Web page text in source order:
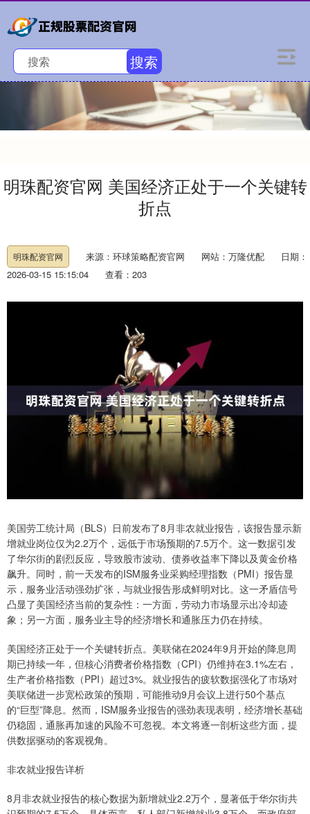
搜索
明珠配资官网 美国经济正处于一个关键转
折点
明珠配资官网 来源：环球策略配资官网 网站：万隆优配
日期：
2026-03-15 15:15:04
查看：203
美国劳工统计局（BLS）日前发布了8月非农就业报告，该报告显示新
增就业岗位仅为2.2万个，远低于市场预期的7.5万个。这一数据引发
了华尔街的剧烈反应，导致股市波动、债券收益率下降以及黄金价格
飙升。同时，前一天发布的ISM服务业采购经理指数（PMI）报告显
示，服务业活动强劲扩张，与就业报告形成鲜明对比。这一矛盾信号
凸显了美国经济当前的复杂性：一方面，劳动力市场显示出冷却迹
象；另一方面，服务业主导的经济增长和通胀压力仍在持续。
美国经济正处于一个关键转折点。美联储在2024年9月开始的降息周
期已持续一年，但核心消费者价格指数（CPI）仍维持在3.1%左右，
生产者价格指数（PPI）超过3%。就业报告的疲软数据强化了市场对
美联储进一步宽松政策的预期，可能推动9月会议上进行50个基点
的“巨型”降息。然而，ISM服务业报告的强劲表现表明，经济增长基础
仍稳固，通胀再加速的风险不可忽视。本文将逐一剖析这些方面，提
供数据驱动的客观视角。
非农就业报告详析
8月非农就业报告的核心数据为新增就业2.2万个，显著低于华尔街共